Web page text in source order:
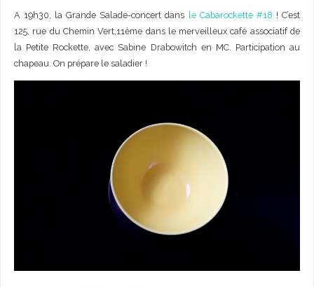
A 19h30, la Grande Salade-concert dans le Cabarockette #18 ! C’est
125, rue du Chemin Vert,11ème dans le merveilleux café associatif de
la Petite Rockette, avec Sabine Drabowitch en MC. Participation au
chapeau. On prépare le saladier !